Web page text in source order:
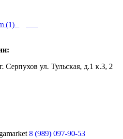
Серпухов ул. Тульская, д.1 к.3, 2
8 (989) 097-90-53